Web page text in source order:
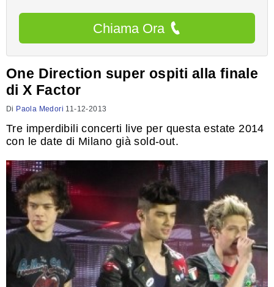
Chiama Ora
One Direction super ospiti alla finale
di X Factor
Di Paola Medori 11-12-2013
Tre imperdibili concerti live per questa estate 2014
con le date di Milano già sold-out.